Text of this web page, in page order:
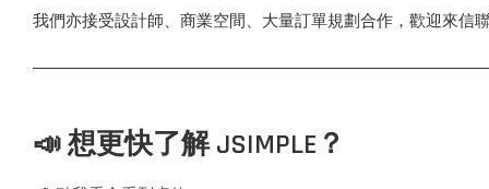
我們亦接受設計師、商業空間、大量訂單規劃合作，歡迎來信
📣 想更快了解 JSIMPLE？